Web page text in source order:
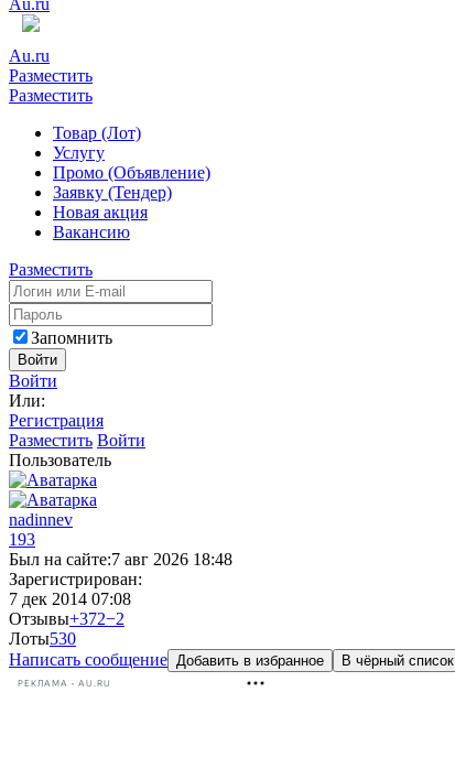
Au.ru
Au.ru
Разместить
Разместить
Товар (Лот)
Услугу
Промо (Объявление)
Заявку (Тендер)
Новая акция
Вакансию
Разместить
Запомнить
Войти
Войти
Или:
Регистрация
Разместить Войти
Пользователь
nadinnev
193
Был на сайте:7 авг 2026 18:48
Зарегистрирован:
7 дек 2014 07:08
Отзывы+372−2
Лоты530
Написать сообщение Добавить в избранное В чёрный список
РЕКЛАМА • AU.RU